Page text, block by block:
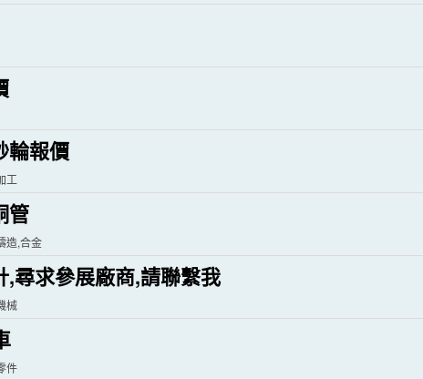
輪報價
工
管
造,合金
,尋求參展廠商,請聯繫我
械
件